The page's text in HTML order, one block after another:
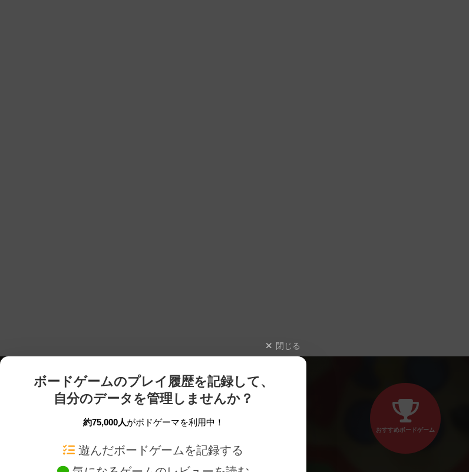
閉じる
ボードゲームのプレイ履歴を記録して、
自分のデータを管理しませんか？
約75,000人がボドゲーマを利用中！
遊んだボードゲームを記録する
おすすめボードゲーム